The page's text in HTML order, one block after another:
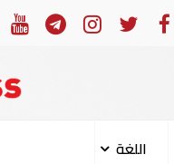
لمعالجة القضايا
اللغة